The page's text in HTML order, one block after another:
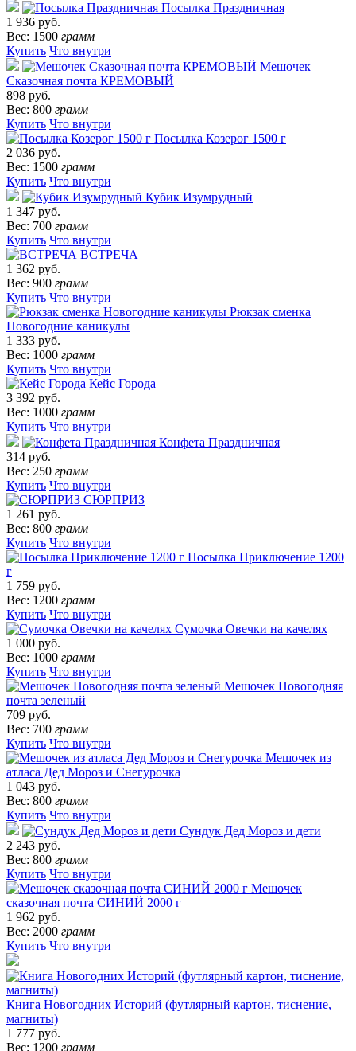
Посылка Праздничная
1 936 руб.
Вес: 1500 грамм
Купить Что внутри
Мешочек
Сказочная почта КРЕМОВЫЙ
898 руб.
Вес: 800 грамм
Купить Что внутри
Посылка Козерог 1500 г
2 036 руб.
Вес: 1500 грамм
Купить Что внутри
Кубик Изумрудный
1 347 руб.
Вес: 700 грамм
Купить Что внутри
ВСТРЕЧА
1 362 руб.
Вес: 900 грамм
Купить Что внутри
Рюкзак сменка
Новогодние каникулы
1 333 руб.
Вес: 1000 грамм
Купить Что внутри
Кейс Города
3 392 руб.
Вес: 1000 грамм
Купить Что внутри
Конфета Праздничная
314 руб.
Вес: 250 грамм
Купить Что внутри
СЮРПРИЗ
1 261 руб.
Вес: 800 грамм
Купить Что внутри
Посылка Приключение 1200
г
1 759 руб.
Вес: 1200 грамм
Купить Что внутри
Сумочка Овечки на качелях
1 000 руб.
Вес: 1000 грамм
Купить Что внутри
Мешочек Новогодняя
почта зеленый
709 руб.
Вес: 700 грамм
Купить Что внутри
Мешочек из
атласа Дед Мороз и Снегурочка
1 043 руб.
Вес: 800 грамм
Купить Что внутри
Сундук Дед Мороз и дети
2 243 руб.
Вес: 800 грамм
Купить Что внутри
Мешочек
сказочная почта СИНИЙ 2000 г
1 962 руб.
Вес: 2000 грамм
Купить Что внутри
Книга Новогодних Историй (футлярный картон, тиснение,
магниты)
1 777 руб.
Вес: 1200 грамм